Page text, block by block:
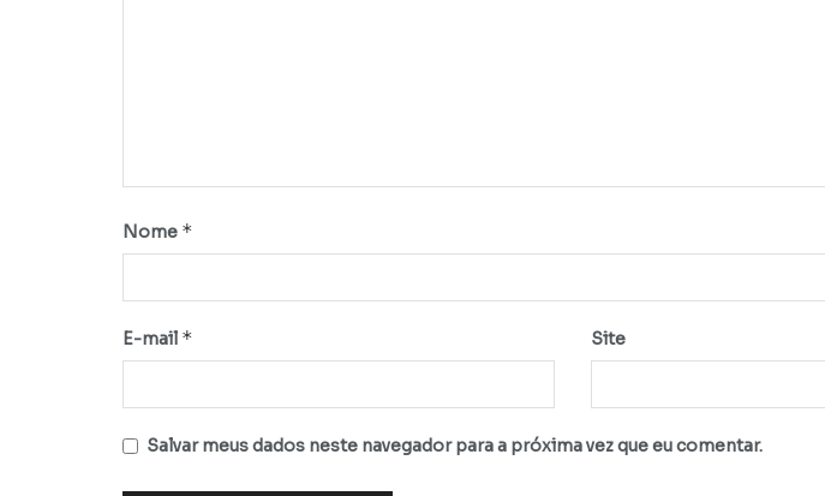
Nome *
E-mail * Site
Salvar meus dados neste navegador para a próxima vez que eu comentar.